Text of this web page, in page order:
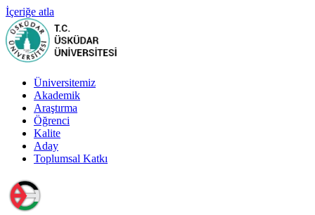
İçeriğe atla
Üniversitemiz
Akademik
Araştırma
Öğrenci
Kalite
Aday
Toplumsal Katkı